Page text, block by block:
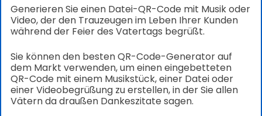
Generieren Sie einen Datei-QR-Code mit Musik oder
Video, der den Trauzeugen im Leben Ihrer Kunden
während der Feier des Vatertags begrüßt.
Sie können den besten QR-Code-Generator auf
dem Markt verwenden, um einen eingebetteten
QR-Code mit einem Musikstück, einer Datei oder
einer Videobegrüßung zu erstellen, in der Sie allen
Vätern da draußen Dankeszitate sagen.